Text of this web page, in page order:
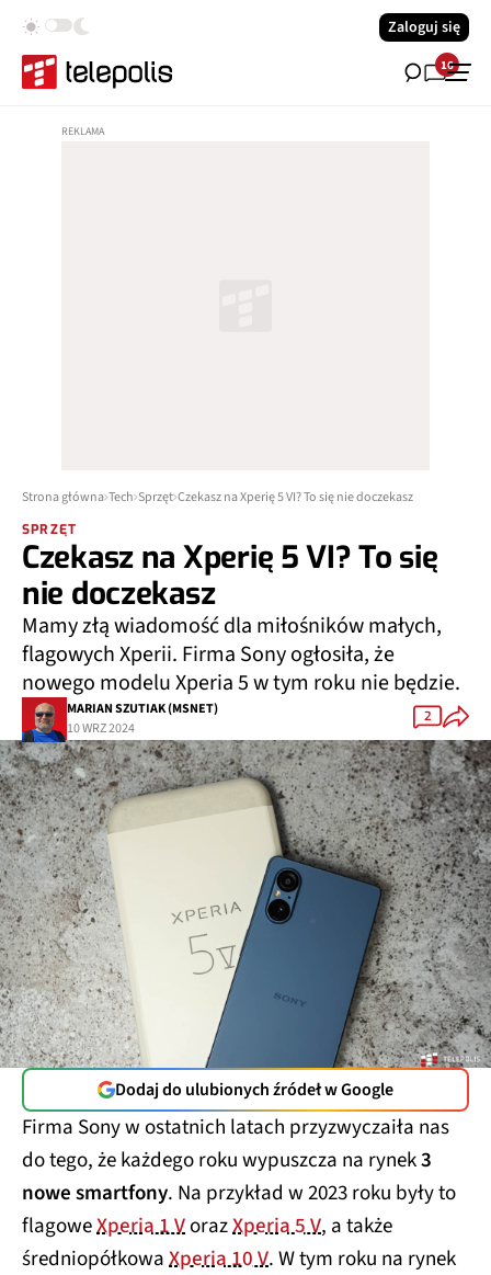
Zaloguj się
16
Strona główna Tech Sprzęt Czekasz na Xperię 5 VI? To się nie doczekasz
SPRZĘT
Czekasz na Xperię 5 VI? To się
nie doczekasz
Mamy złą wiadomość dla miłośników małych,
flagowych Xperii. Firma Sony ogłosiła, że
nowego modelu Xperia 5 w tym roku nie będzie.
MARIAN SZUTIAK (MSNET)
10 WRZ 2024
2
Dodaj do ulubionych źródeł w Google
Firma Sony w ostatnich latach przyzwyczaiła nas
do tego, że każdego roku wypuszcza na rynek3
nowe smartfony. Na przykład w 2023 roku były to
flagoweXperia 1 VorazXperia 5 V, a także
średniopółkowaXperia 10 V. W tym roku na rynek